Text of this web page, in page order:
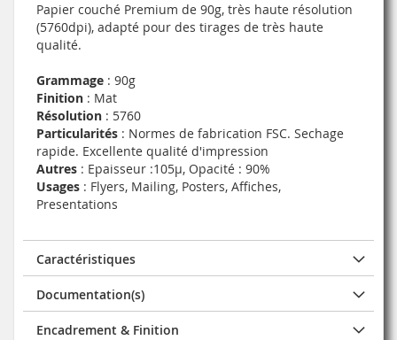
Papier couché Premium de 90g, très haute résolution
(5760dpi), adapté pour des tirages de très haute
qualité.
Grammage : 90g
Finition : Mat
Résolution : 5760
Particularités : Normes de fabrication FSC. Sechage
rapide. Excellente qualité d'impression
Autres : Epaisseur :105µ, Opacité : 90%
Usages : Flyers, Mailing, Posters, Affiches,
Presentations
Caractéristiques
Documentation(s)
Encadrement & Finition